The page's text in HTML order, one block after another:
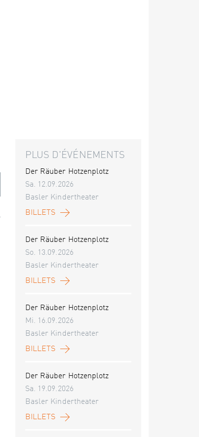
PLUS D'ÉVÉNEMENTS
Der Räuber Hotzenplotz
Sa. 12.09.2026
Basler Kindertheater
BILLETS
Der Räuber Hotzenplotz
So. 13.09.2026
Basler Kindertheater
BILLETS
Der Räuber Hotzenplotz
Mi. 16.09.2026
Basler Kindertheater
BILLETS
Der Räuber Hotzenplotz
Sa. 19.09.2026
Basler Kindertheater
BILLETS